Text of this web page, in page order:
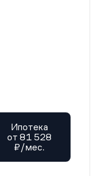
Ипотека
от 81 528
₽/мес.